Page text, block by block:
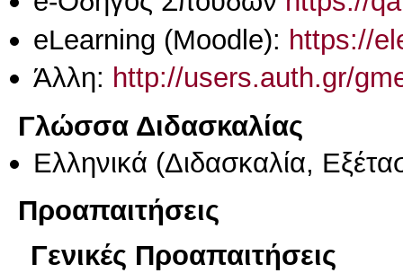
eLearning (Moodle): https://
Άλλη: http://users.auth.gr/
Γλώσσα Διδασκαλίας
Ελληνικά (Διδασκαλία,
Προαπαιτήσεις
Γενικές Προαπαιτήσεις